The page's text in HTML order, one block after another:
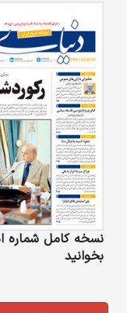
نسخه کامل شماره
بخوانید